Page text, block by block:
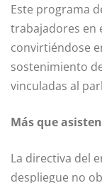
Este programa
trabajadores en
convirtiéndose
sostenimiento
vinculadas al
Más que
La directiva del
despliegue no